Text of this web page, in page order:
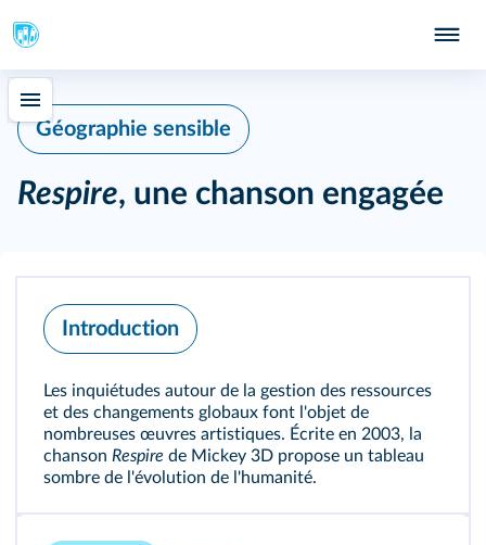
Géographie sensible
Respire, une chanson engagée
Introduction
Les inquiétudes autour de la gestion des ressources
et des changements globaux font l'objet de
nombreuses œuvres artistiques. Écrite en 2003, la
chanson Respire de Mickey 3D propose un tableau
sombre de l'évolution de l'humanité.